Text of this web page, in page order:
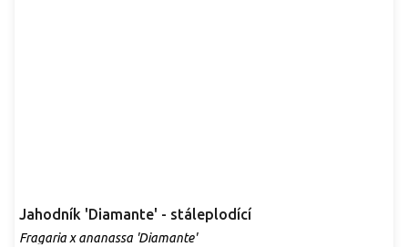
Jahodník 'Diamante' - stáleplodící
Fragaria x ananassa 'Diamante'